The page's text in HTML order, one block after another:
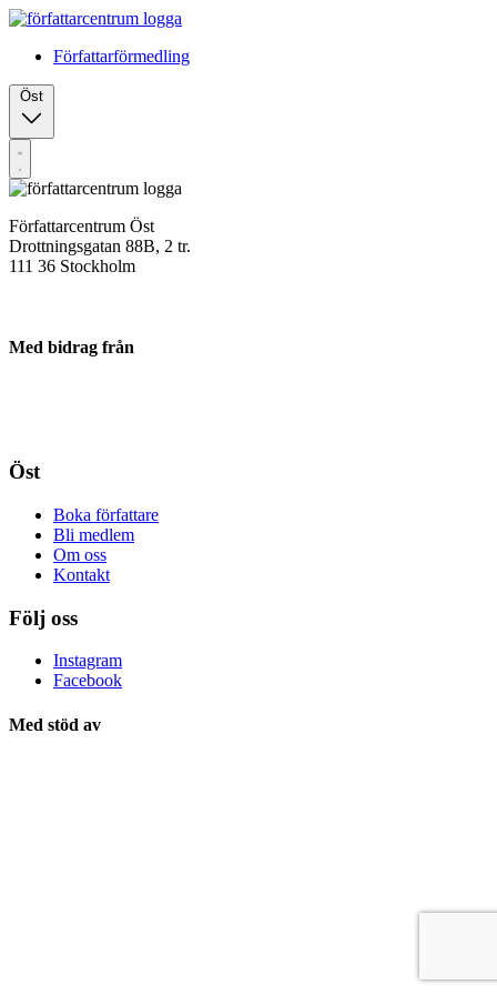
Författarförmedling
Öst
Författarcentrum Öst
Drottningsgatan 88B, 2 tr.
111 36 Stockholm
Med bidrag från
Öst
Boka författare
Bli medlem
Om oss
Kontakt
Följ oss
Instagram
Facebook
Med stöd av